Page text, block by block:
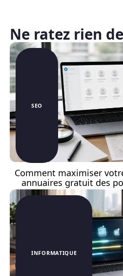
Ne ratez rien
SEO
Comment maximiser
annuaires gratuit des
INFORMATIQUE